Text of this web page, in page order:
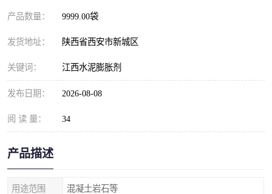
产品数量： 9999.00袋
发货地址： 陕西省西安市新城区
关键词： 江西水泥膨胀剂
发布日期： 2026-08-08
阅 读 量： 34
产品描述
用途范围 混凝土岩石等